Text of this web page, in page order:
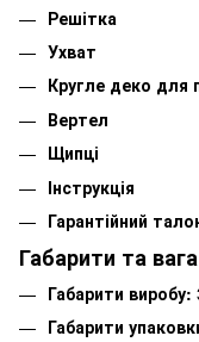
Решітка
Ухват
Кругле деко для
Вертел
Щипці
Інструкція
Гарантійний
Габарити та вага
Габарити виробу:
Габарити